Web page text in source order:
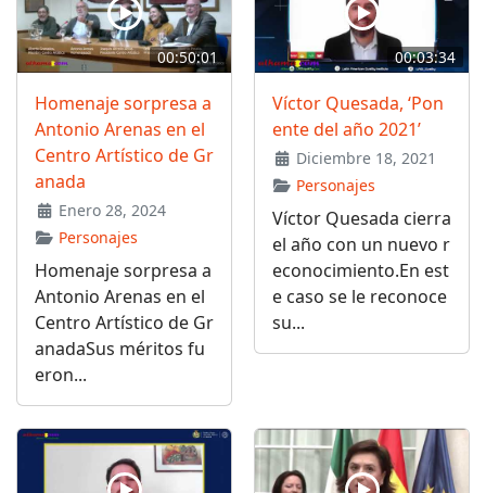
00:50:01
Homenaje sorpresa a
Antonio Arenas en el
Centro Artístico de Gr
anada
Enero 28, 2024
Personajes
Homenaje sorpresa a
Antonio Arenas en el
Centro Artístico de Gr
anadaSus méritos fu
eron...
00:03:34
Víctor Quesada, ‘Pon
ente del año 2021’
Diciembre 18, 2021
Personajes
Víctor Quesada cierra
el año con un nuevo r
econocimiento.En est
e caso se le reconoce
su...